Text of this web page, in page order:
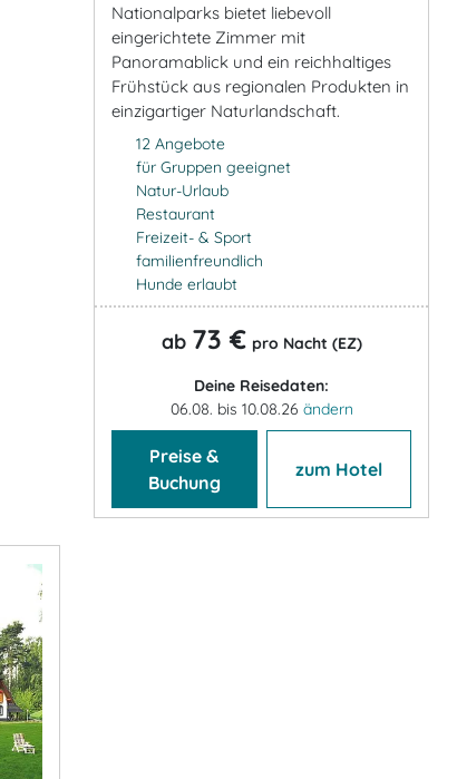
Nationalparks bietet liebevoll
eingerichtete Zimmer mit
Panoramablick und ein reichhaltiges
Frühstück aus regionalen Produkten in
einzigartiger Naturlandschaft.
12 Angebote
für Gruppen geeignet
Natur-Urlaub
Restaurant
Freizeit- & Sport
familienfreundlich
Hunde erlaubt
ab 73 € pro Nacht (EZ)
Deine Reisedaten:
06.08. bis 10.08.26 ändern
Preise &
Buchung
zum Hotel